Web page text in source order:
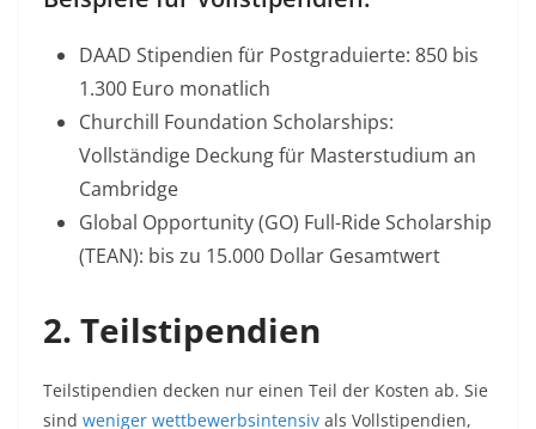
DAAD Stipendien für Postgraduierte: 850 bis
1.300 Euro monatlich​
Churchill Foundation Scholarships:
Vollständige Deckung für Masterstudium an
Cambridge​
Global Opportunity (GO) Full-Ride Scholarship
(TEAN): bis zu 15.000 Dollar Gesamtwert​
2. Teilstipendien
Teilstipendien decken nur einen Teil der Kosten ab. Sie
sind weniger wettbewerbsintensiv als Vollstipendien,